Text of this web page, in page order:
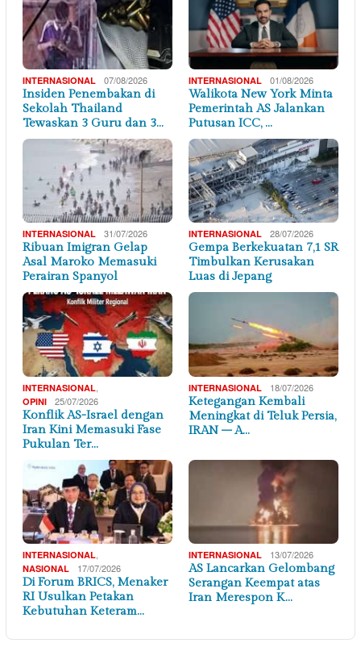
INTERNASIONAL 07/08/2026
Insiden Penembakan di
Sekolah Thailand
Tewaskan 3 Guru dan 3…
INTERNASIONAL 01/08/2026
Walikota New York Minta
Pemerintah AS Jalankan
Putusan ICC, …
INTERNASIONAL 31/07/2026
Ribuan Imigran Gelap
Asal Maroko Memasuki
Perairan Spanyol
INTERNASIONAL 28/07/2026
Gempa Berkekuatan 7,1 SR
Timbulkan Kerusakan
Luas di Jepang
INTERNASIONAL
OPINI 25/07/2026
Konflik AS-Israel dengan
Iran Kini Memasuki Fase
Pukulan Ter…
INTERNASIONAL 18/07/2026
Ketegangan Kembali
Meningkat di Teluk Persia,
IRAN – A…
INTERNASIONAL
NASIONAL 17/07/2026
Di Forum BRICS, Menaker
RI Usulkan Petakan
Kebutuhan Keteram…
INTERNASIONAL 13/07/2026
AS Lancarkan Gelombang
Serangan Keempat atas
Iran Merespon K…